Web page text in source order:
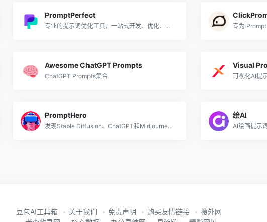
PromptPerfect
专业的提示词优化工具，一站式开发、优化、调试和部署提示词 专为
Awesome ChatGPT Prompts
ChatGPT Prompts集合
Visual
可视化AI提
PromptHero
发现Stable Diffusion、ChatGPT和Midjourney的提示用语
绘AI
AI绘画提示
豆包AI工具箱 关于我们 免责声明 购买友情链接
搜外网